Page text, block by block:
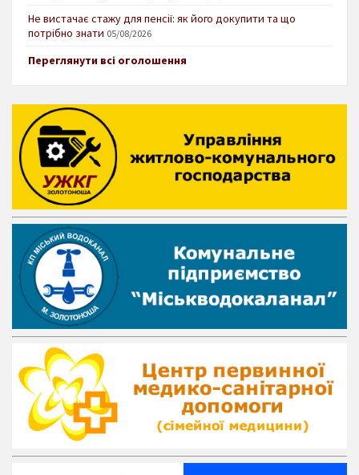
Не вистачає стажу для пенсії: як його докупити та що
потрібно знати 05/08/2026
Переглянути всі оголошення